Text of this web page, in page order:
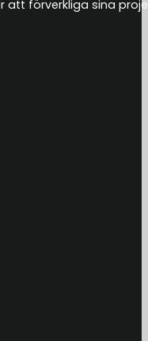
att förverkliga sina